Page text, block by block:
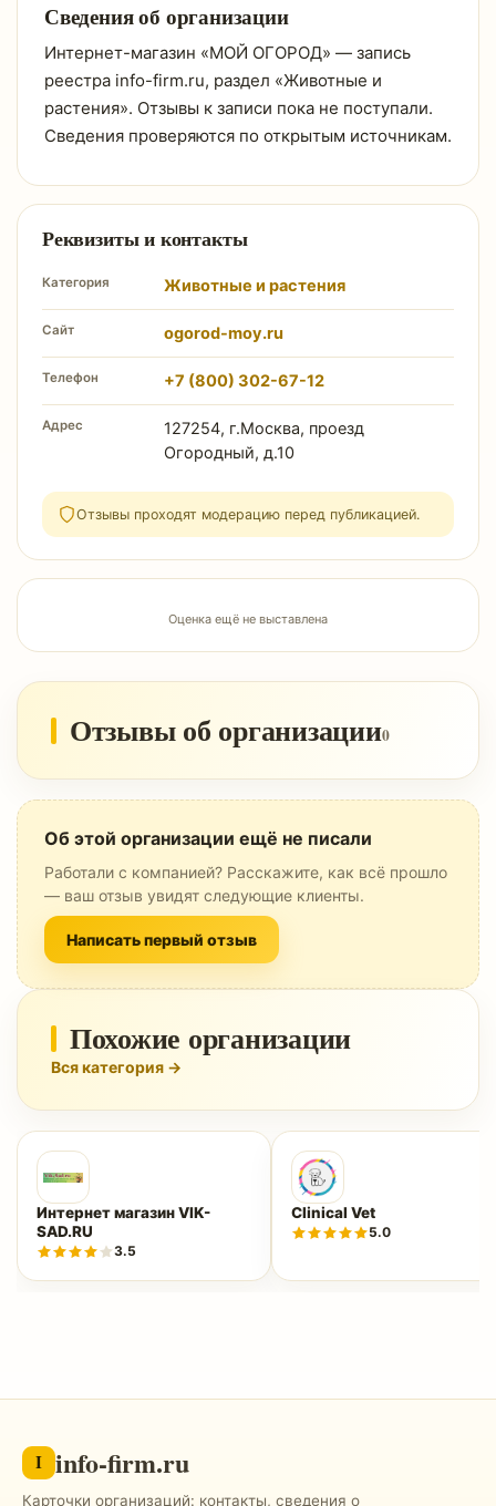
Сведения об организации
Интернет-магазин «МОЙ ОГОРОД» — запись
реестра info-firm.ru, раздел «Животные и
растения». Отзывы к записи пока не поступали.
Сведения проверяются по открытым источникам.
Реквизиты и контакты
Категория Животные и растения
Сайт ogorod-moy.ru
Телефон +7 (800) 302-67-12
Адрес
127254, г.Москва, проезд
Огородный, д.10
Отзывы проходят модерацию перед публикацией.
Оценка ещё не выставлена
Отзывы об организации0
Об этой организации ещё не писали
Работали с компанией? Расскажите, как всё прошло
— ваш отзыв увидят следующие клиенты.
Написать первый отзыв
Похожие организации
Вся категория →
Интернет магазин VIK-
SAD.RU
3.5
Clinical Vet
5.0
I info-firm.ru
Карточки организаций: контакты, сведения о